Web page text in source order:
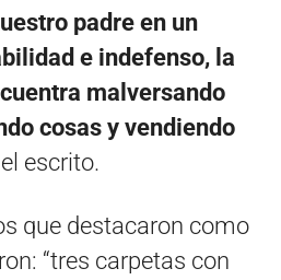
padre en un
e indefenso, la
malversando
cosas y vendiendo
escrito.
que destacaron como
“tres carpetas con